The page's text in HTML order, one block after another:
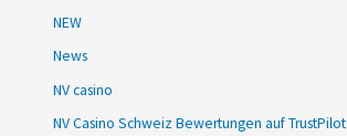
NEW
News
NV casino
NV Casino Schweiz Bewertungen auf TrustPilot